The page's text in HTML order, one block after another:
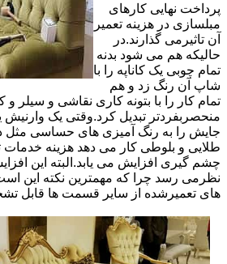
پرداخت نهایی کارهای
مبلسازی در هزینه تعمیر
آن تاثیرمی گذارند.در
حالیکه هم می شود بدنه
تمام چوبی یک کاناپه را با
شاپ آن رنگ زد و هم
تمام کار را با بتونه کاری نقاشی و سیلر و
منحصربفردتر تبدیل کرد.وقتی یک وارنیش
جایش را به رنگ آمیزی های حساسی مثل
طلایی و بلوطی کار می دهد هزینه خدمات
چشم گیری افزایش می یابد.البته این
نظرمی رسد چرا که مهمترین نکته این
های تعمیرشده از سایر قسمت ها قابل